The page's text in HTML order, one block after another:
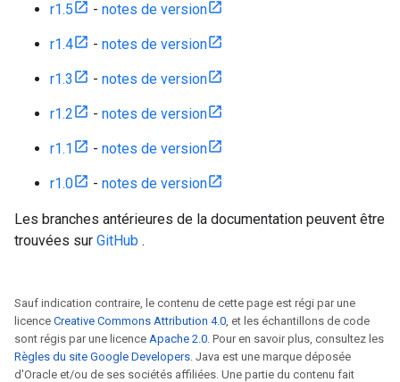
r1.5 - notes de version
r1.4 - notes de version
r1.3 - notes de version
r1.2 - notes de version
r1.1 - notes de version
r1.0 - notes de version
Les branches antérieures de la documentation peuvent être
trouvées sur GitHub .
Sauf indication contraire, le contenu de cette page est régi par une
licence Creative Commons Attribution 4.0, et les échantillons de code
sont régis par une licence Apache 2.0. Pour en savoir plus, consultez les
Règles du site Google Developers. Java est une marque déposée
d'Oracle et/ou de ses sociétés affiliées. Une partie du contenu fait